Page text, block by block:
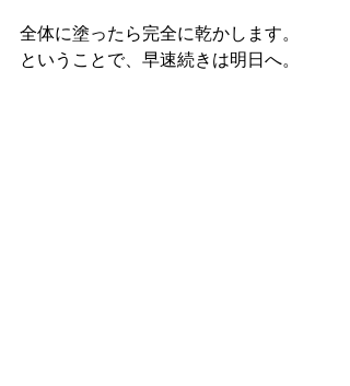
全体に塗ったら完全に乾かします。
ということで、早速続きは明日へ。